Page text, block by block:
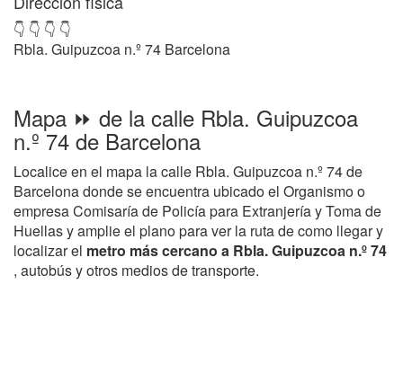
👇 👇 👇 👇
Rbla. Guipuzcoa n.º 74 Barcelona
Mapa ⏩ de la calle Rbla. Guipuzcoa
n.º 74 de Barcelona
Localice en el mapa la calle Rbla. Guipuzcoa n.º 74 de
Barcelona donde se encuentra ubicado el Organismo o
empresa Comisaría de Policía para Extranjería y Toma de
Huellas y amplie el plano para ver la ruta de como llegar y
localizar el metro más cercano a Rbla. Guipuzcoa n.º 74
, autobús y otros medios de transporte.